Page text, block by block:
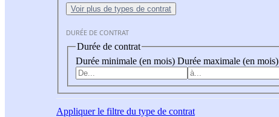
Voir plus de types de contrat
DURÉE DE CONTRAT
Durée de contrat
Durée minimale (en mois) Durée maximale (en mois)
Appliquerle filtre du type de contrat